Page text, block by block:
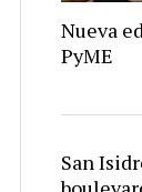
Nueva
PyME
San